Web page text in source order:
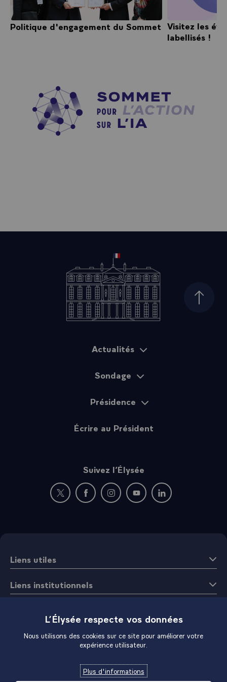
Politique d'engagement du Sommet Visitez les
labellisés !
Haut
Actualités
Sondage
Présidence
Écrire au Président
Suivez l’Élysée
Nouvelle fenêtre : rejoignez-nous sur Twitter
Nouvelle fenêtre : rejoignez-nous sur
Nouvelle fenêtre : rejoignez-nous
Nouvelle fenêtre :
Nouvelle fenêtre :
Liens utiles
Liens institutionnels
L’Élysée respecte vos données
Nous utilisons des cookies sur ce site pour améliorer votre
expérience utilisateur.
Plus d'informations